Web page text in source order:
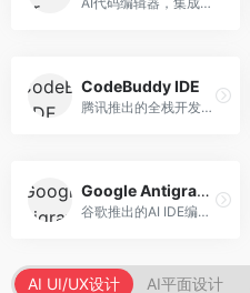
CodeBuddy IDE
腾讯推出的全栈开发AI IDE，整合腾讯云服务。面向开发者，提供代码生成、调试辅助、部署服务等功能，与腾讯云生态深度整合。
Google Antigravity
谷歌推出的AI IDE编程智能体，整合Google Cloud服务。面向谷歌生态开发者，提供智能编程辅助、云服务集成等功能。
AI UI/UX设计 AI平面设计